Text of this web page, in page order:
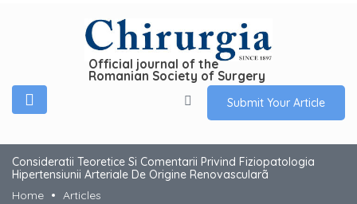
Official journal of the
Romanian Society of Surgery
Submit Your Article
Consideratii Teoretice Si Comentarii Privind Fiziopatologia
Hipertensiunii Arteriale De Origine Renovascularã
Home
Articles